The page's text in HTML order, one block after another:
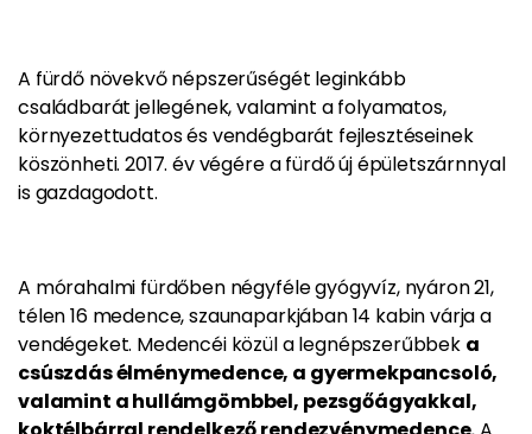
A fürdő növekvő népszerűségét leginkább
családbarát jellegének, valamint a folyamatos,
környezettudatos és vendégbarát fejlesztéseinek
köszönheti. 2017. év végére a fürdő új épületszárnnyal
is gazdagodott.
A mórahalmi fürdőben négyféle gyógyvíz, nyáron 21,
télen 16 medence, szaunaparkjában 14 kabin várja a
vendégeket. Medencéi közül a legnépszerűbbek a
csúszdás élménymedence, a gyermekpancsoló,
valamint a hullámgömbbel, pezsgőágyakkal,